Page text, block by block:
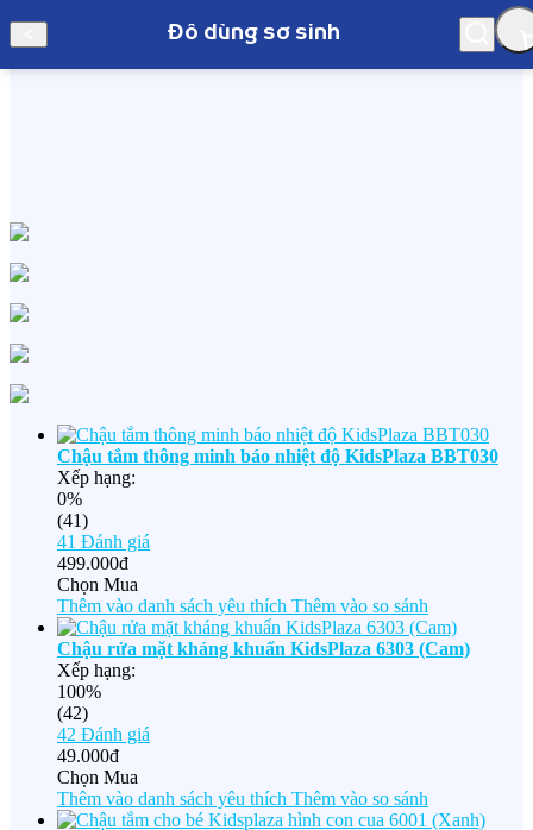
Đồ dùng sơ sinh
Hà Nội
Đồ dùng sơ sinh
Chậu tắm thông minh báo nhiệt độ KidsPlaza BBT030
Xếp hạng:
0%
(41)
41 Đánh giá
499.000đ
Chọn Mua
Thêm vào danh sách yêu thích Thêm vào so sánh
Chậu rửa mặt kháng khuẩn KidsPlaza 6303 (Cam)
Xếp hạng:
100%
(42)
42 Đánh giá
49.000đ
Chọn Mua
Thêm vào danh sách yêu thích Thêm vào so sánh